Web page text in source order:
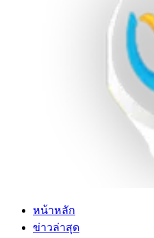
หน้าหลัก
ข่าวล่าสุด